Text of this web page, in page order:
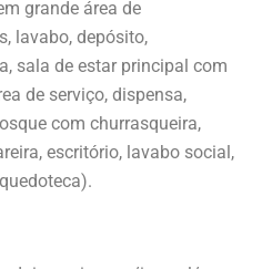
grande área de
lavabo, depósito,
sala de estar principal com
de serviço, dispensa,
com churrasqueira,
escritório, lavabo social,